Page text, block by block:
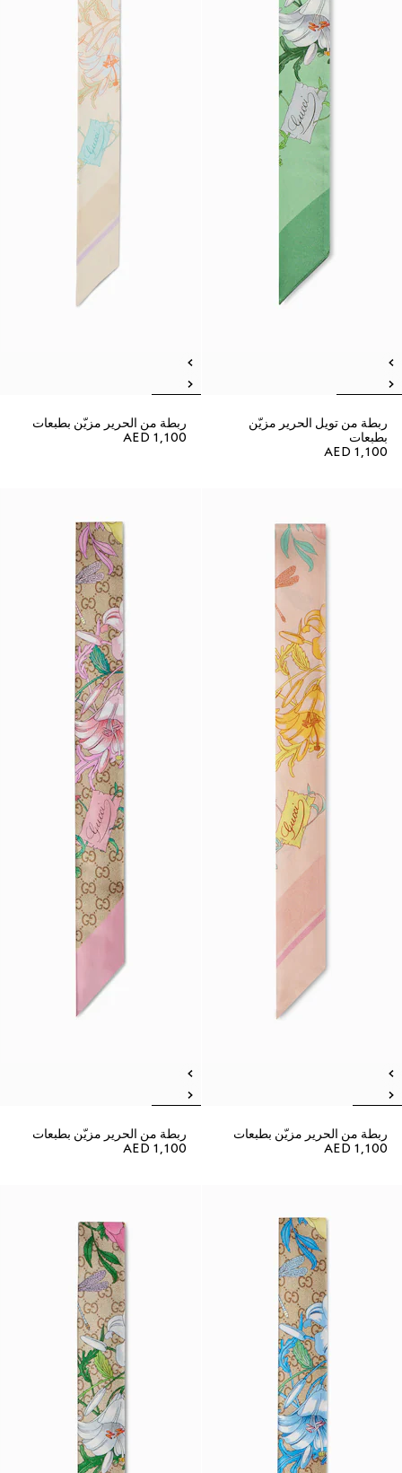
ربطة من تويل الحرير مزيّن
بطبعات
AED 1,100
ربطة من الحرير مزيّن بطبعات
AED 1,100
ربطة من الحرير مزيّن بطبعات
AED 1,100
ربطة من الحرير مزيّن بطبعات
AED 1,100